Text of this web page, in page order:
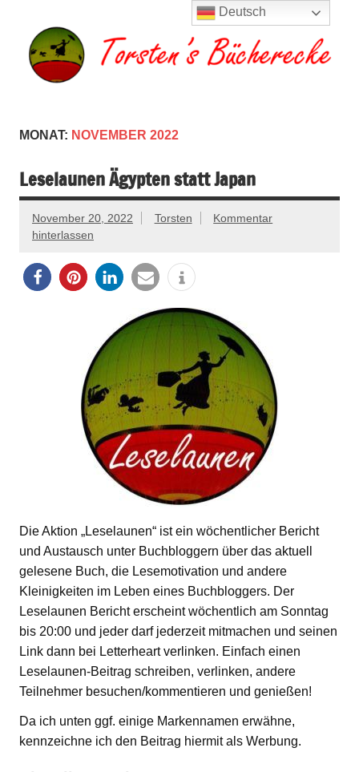
springen
MONAT: NOVEMBER 2022
Leselaunen Ägypten statt Japan
November 20, 2022 Torsten
Kommentar
hinterlassen
Die Aktion „Leselaunen“ ist ein wöchentlicher Bericht
und Austausch unter Buchbloggern über das aktuell
gelesene Buch, die Lesemotivation und andere
Kleinigkeiten im Leben eines Buchbloggers. Der
Leselaunen Bericht erscheint wöchentlich am Sonntag
bis 20:00 und jeder darf jederzeit mitmachen und seinen
Link dann bei Letterheart verlinken. Einfach einen
Leselaunen-Beitrag schreiben, verlinken, andere
Teilnehmer besuchen/kommentieren und genießen!
Da ich unten ggf. einige Markennamen erwähne,
kennzeichne ich den Beitrag hiermit als Werbung.
Deutsch